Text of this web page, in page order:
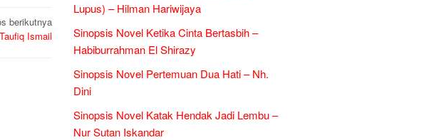
berikutnya
Ismail
Lupus) – Hilman Hariwijaya
Sinopsis Novel Ketika Cinta Bertasbih –
Habiburrahman El Shirazy
Sinopsis Novel Pertemuan Dua Hati – Nh.
Dini
Sinopsis Novel Katak Hendak Jadi Lembu –
Nur Sutan Iskandar